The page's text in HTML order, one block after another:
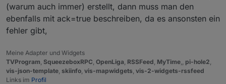
(warum auch immer) erstellt, dann muss man den
ebenfalls mit ack=true beschreiben, da es ansonsten ein
fehler gibt,
Meine Adapter und Widgets
TVProgram SqueezeboxRPC OpenLiga RSSFeed MyTime pi-hole2
vis-json-template skiinfo vis-mapwidgets vis-2-widgets-rssfeed
Links im Profil